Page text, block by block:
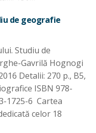
de geografie
Studiu de
Gavrilă Hognogi
Detalii: 270 p., B5,
ISBN 978-
1725-6 Cartea
celor 18